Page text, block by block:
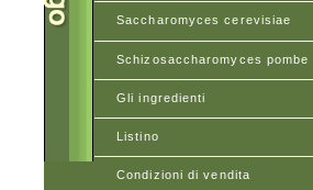
Saccharomyces cerevisiae
Schizosaccharomyces pombe
Gli ingredienti
Listino
Condizioni di vendita